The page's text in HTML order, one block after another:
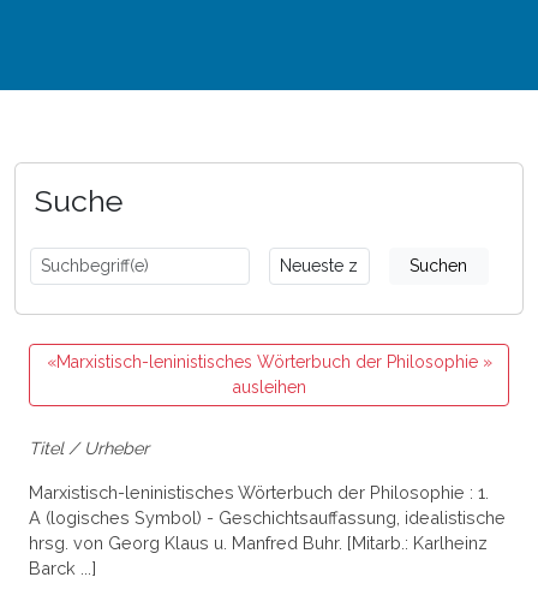
Suche
Suchen
«Marxistisch-leninistisches Wörterbuch der Philosophie »
ausleihen
Titel / Urheber
Marxistisch-leninistisches Wörterbuch der Philosophie : 1.
A (logisches Symbol) - Geschichtsauffassung, idealistische
hrsg. von Georg Klaus u. Manfred Buhr. [Mitarb.: Karlheinz
Barck ...]